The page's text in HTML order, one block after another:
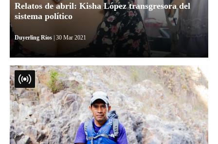
Relatos de abril: Kisha López transgresora del
sistema político
Duyerling Ríos | 30 Mar 2021